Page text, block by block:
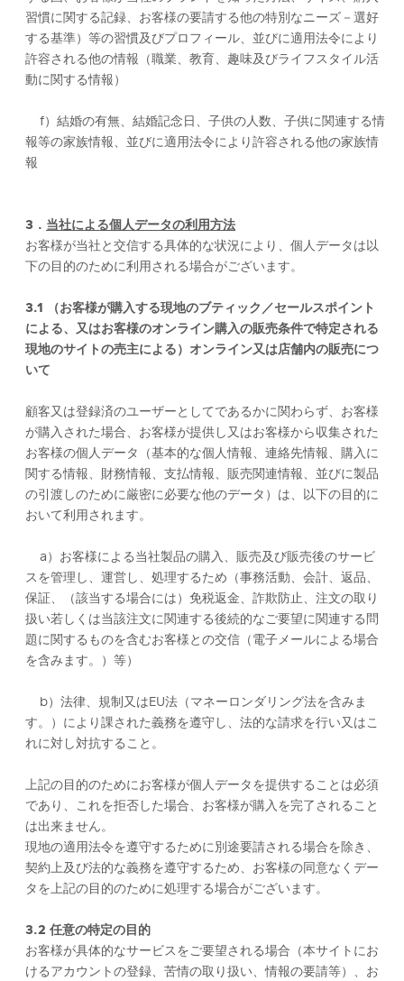
習慣に関する記録、お客様の要請する他の特別なニーズ－選好
する基準）等の習慣及びプロフィール、並びに適用法令により
許容される他の情報（職業、教育、趣味及びライフスタイル活
動に関する情報）
f）結婚の有無、結婚記念日、子供の人数、子供に関連する情
報等の家族情報、並びに適用法令により許容される他の家族情
報
3． 当社による個人データの利用方法
お客様が当社と交信する具体的な状況により、個人データは以
下の目的のために利用される場合がございます。
3.1 （お客様が購入する現地のブティック／セールスポイント
による、又はお客様のオンライン購入の販売条件で特定される
現地のサイトの売主による）オンライン又は店舗内の販売につ
いて
顧客又は登録済のユーザーとしてであるかに関わらず、お客様
が購入された場合、お客様が提供し又はお客様から収集された
お客様の個人データ（基本的な個人情報、連絡先情報、購入に
関する情報、財務情報、支払情報、販売関連情報、並びに製品
の引渡しのために厳密に必要な他のデータ）は、以下の目的に
おいて利用されます。
a）お客様による当社製品の購入、販売及び販売後のサービ
スを管理し、運営し、処理するため（事務活動、会計、返品、
保証、（該当する場合には）免税返金、詐欺防止、注文の取り
扱い若しくは当該注文に関連する後続的なご要望に関連する問
題に関するものを含むお客様との交信（電子メールによる場合
を含みます。）等）
b）法律、規制又はEU法（マネーロンダリング法を含みま
す。）により課された義務を遵守し、法的な請求を行い又はこ
れに対し対抗すること。
上記の目的のためにお客様が個人データを提供することは必須
であり、これを拒否した場合、お客様が購入を完了されること
は出来ません。
現地の適用法令を遵守するために別途要請される場合を除き、
契約上及び法的な義務を遵守するため、お客様の同意なくデー
タを上記の目的のために処理する場合がございます。
3.2 任意の特定の目的
お客様が具体的なサービスをご要望される場合（本サイトにお
けるアカウントの登録、苦情の取り扱い、情報の要請等）、お